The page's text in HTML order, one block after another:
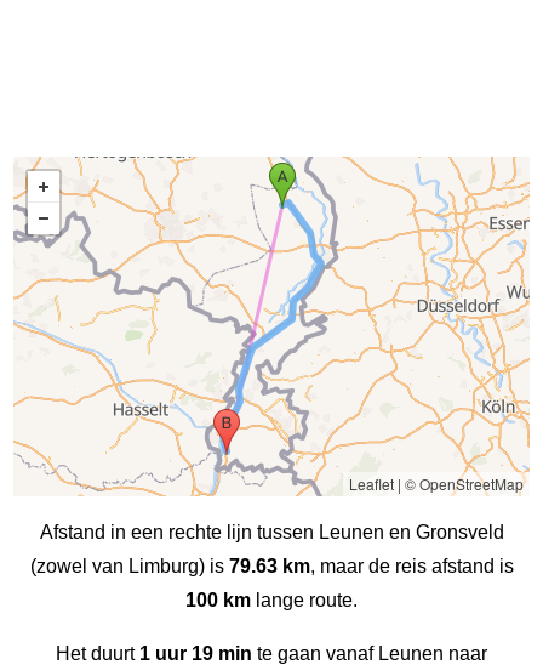
Leaflet| © OpenStreetMap
Afstand in een rechte lijn tussen Leunen en Gronsveld
(zowel van Limburg) is 79.63 km, maar de reis afstand is
100 km lange route.
Het duurt 1 uur 19 min te gaan vanaf Leunen naar